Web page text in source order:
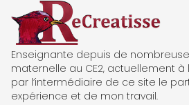
ReCreatisse
Enseignante depuis de
maternelle au CE2, actuellement
par l’intermédiaire de ce site le
expérience et de mon travail.